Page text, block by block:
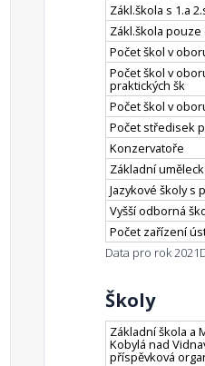
Zákl.škola s 1.a
Zákl.škola pouze
Počet škol v
Počet škol v
praktických šk
Počet škol v
Počet středisek
Konzervatoře
Základní
Jazykové školy s
Vyšší odborná
Počet zařízení
Data pro rok 2021
Školy
Základní škola a
Kobylá nad
příspěvková